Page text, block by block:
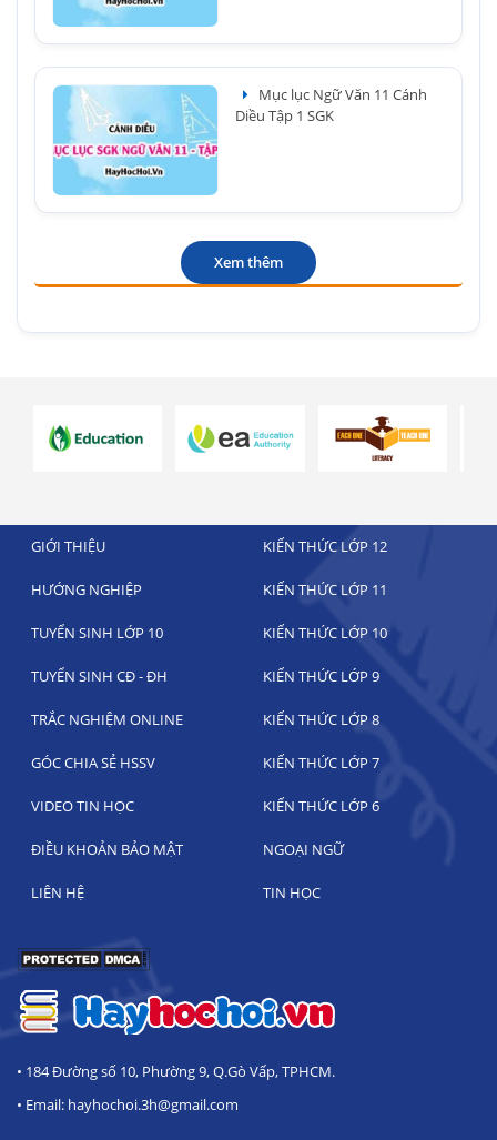
Mục lục Ngữ Văn 11 Cánh
Diều Tập 1 SGK
Xem thêm
GIỚI THIỆU KIẾN THỨC LỚP 12
HƯỚNG NGHIỆP KIẾN THỨC LỚP 11
TUYỂN SINH LỚP 10 KIẾN THỨC LỚP 10
TUYỂN SINH CĐ - ĐH KIẾN THỨC LỚP 9
TRẮC NGHIỆM ONLINE KIẾN THỨC LỚP 8
GÓC CHIA SẺ HSSV KIẾN THỨC LỚP 7
VIDEO TIN HỌC KIẾN THỨC LỚP 6
ĐIỀU KHOẢN BẢO MẬT NGOẠI NGỮ
LIÊN HỆ TIN HỌC
• 184 Đường số 10, Phường 9, Q.Gò Vấp, TPHCM.
• Email: hayhochoi.3h@gmail.com